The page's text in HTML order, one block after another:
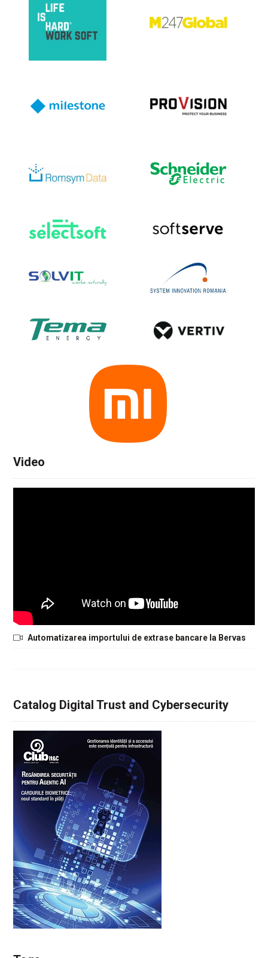
Video
Automatizarea importului de extrase bancare la Bervas
Catalog Digital Trust and Cybersecurity